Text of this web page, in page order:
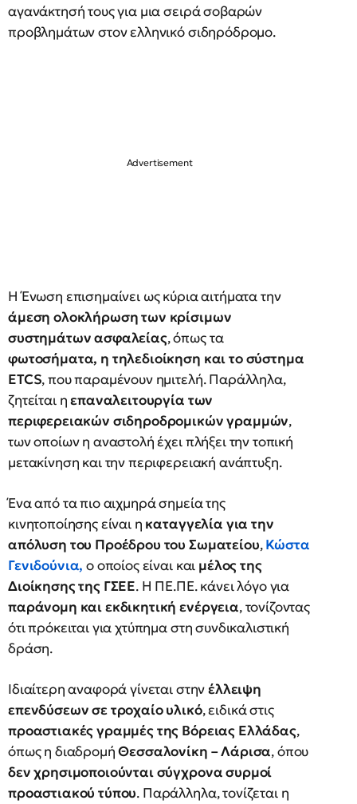
αγανάκτησή τους για μια σειρά σοβαρών
προβλημάτων στον ελληνικό σιδηρόδρομο.
Η Ένωση επισημαίνει ως κύρια αιτήματα την
άμεση ολοκλήρωση των κρίσιμων
συστημάτων ασφαλείας, όπως τα
φωτοσήματα, η τηλεδιοίκηση και το σύστημα
ETCS, που παραμένουν ημιτελή. Παράλληλα,
ζητείται ηεπαναλειτουργία των
περιφερειακών σιδηροδρομικών γραμμών,
των οποίων η αναστολή έχει πλήξει την τοπική
μετακίνηση και την περιφερειακή ανάπτυξη.
Ένα από τα πιο αιχμηρά σημεία της
κινητοποίησης είναι η καταγγελία για την
απόλυση του Προέδρου του Σωματείου,Κώστα
Γενιδούνια, ο οποίος είναι και μέλος της
Διοίκησης της ΓΣΕΕ. Η ΠΕ.ΠΕ. κάνει λόγο για
παράνομη και εκδικητική ενέργεια, τονίζοντας
ότι πρόκειται για χτύπημα στη συνδικαλιστική
δράση.
Ιδιαίτερη αναφορά γίνεται στηνέλλειψη
επενδύσεων σε τροχαίο υλικό, ειδικά στις
προαστιακές γραμμές της Βόρειας Ελλάδας,
όπως η διαδρομήΘεσσαλονίκη – Λάρισα, όπου
δεν χρησιμοποιούνται σύγχρονα συρμοί
προαστιακού τύπου. Παράλληλα, τονίζεται η